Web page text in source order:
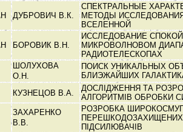
ДУБРОВИЧ В.К.
СПЕКТРАЛЬНЫЕ
МЕТОДЫ
ВСЕЛЕННОЙ
БОРОВИК В.Н.
ИССЛЕДОВАНИЕ
МИКРОВОЛНОВОМ
РАДИОТЕЛЕСКОПАХ
ШОЛУХОВА
О.Н.
ПОИСК УНИКАЛЬНЫХ
БЛИЭЖАЙШИХ
КУЗНЕЦОВ В.А.
ДОСЛІДЖЕННЯ ТА
АЛГОРИТМІВ ОБРОБКИ
ЗАХАРЕНКО
В.В.
РОЗРОБКА
ПІДСИЛЮВАЧІВ